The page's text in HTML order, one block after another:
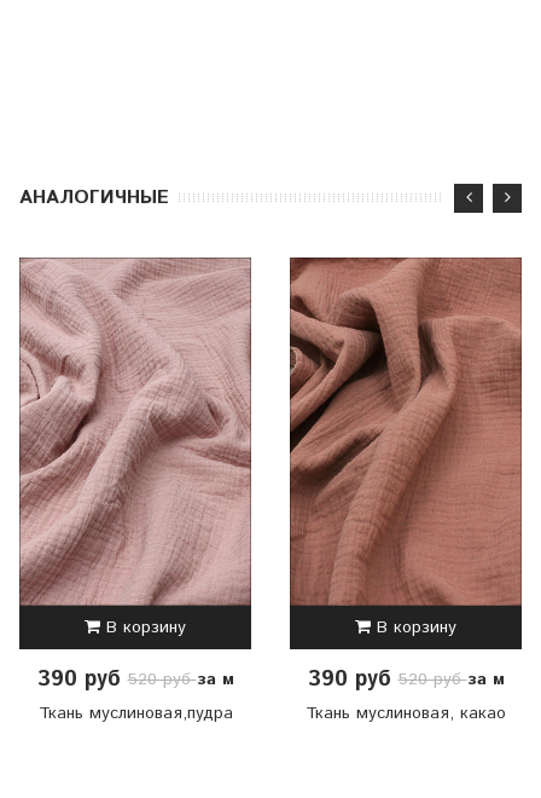
АНАЛОГИЧНЫЕ
В корзину
390 руб520 рубза м
Ткань муслиновая,пудра
В корзину
390 руб520 рубза м
Ткань муслиновая, какао